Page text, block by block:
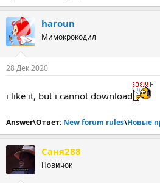
haroun
Мимокрокодил
28 Дек 2020
i like it, but i cannot download
Answer\Ответ: New forum rules\Новые
Саня288
Новичок